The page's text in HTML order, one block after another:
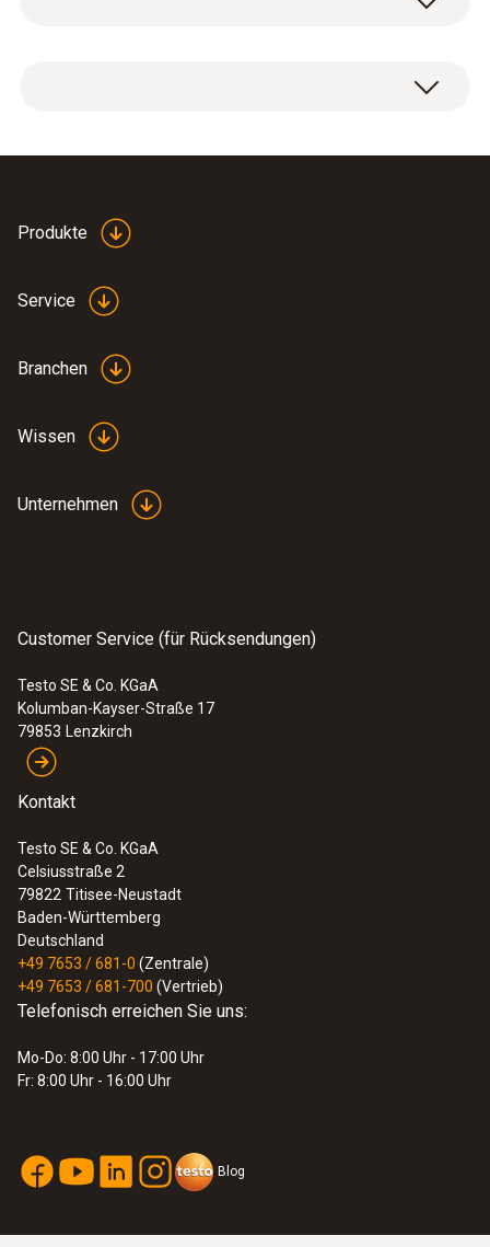
für halbfeste Medien
348,67 €
:0563 2061
testo 206-pH1 - pH-/Temperatur-
190,40 €
Produkte
Service
Branchen
Wissen
Unternehmen
Customer Service (für Rücksendungen)
Testo SE & Co. KGaA
Kolumban-Kayser-Straße 17
79853 Lenzkirch
Kontakt
Testo SE & Co. KGaA
Celsiusstraße 2
79822 Titisee-Neustadt
Baden-Württemberg
Deutschland
+49 7653 / 681-0 (Zentrale)
+49 7653 / 681-700 (Vertrieb)
Telefonisch erreichen Sie uns:
Mo-Do: 8:00 Uhr - 17:00 Uhr
Fr: 8:00 Uhr - 16:00 Uhr
Blog